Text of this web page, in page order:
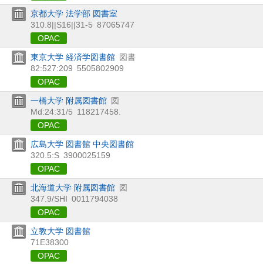
京都大学 法学部 図書室
310.8||S16||31-5 87065747
OPAC
東京大学 経済学図書館 図書
82:527:209 5505802909
OPAC
一橋大学 附属図書館 図
Md:24:31/5 118217458.
OPAC
広島大学 図書館 中央図書館
320.5:S 3900025159
OPAC
北海道大学 附属図書館 図
347.9/SHI 0011794038
OPAC
立教大学 図書館
71E38300
OPAC